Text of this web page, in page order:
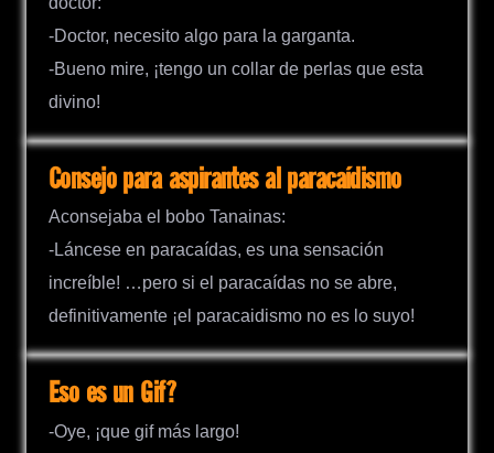
-Doctor, necesito algo para la garganta.
-Bueno mire, ¡tengo un collar de perlas que esta
divino!
Consejo para aspirantes al paracaídismo
Aconsejaba el bobo Tanainas:
-Láncese en paracaídas, es una sensación
increíble! …pero si el paracaídas no se abre,
definitivamente ¡el paracaidismo no es lo suyo!
Eso es un Gif?
-Oye, ¡que gif más largo!